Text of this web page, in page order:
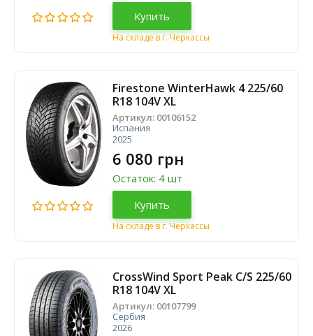
Купить
На складе в г. Черкассы
Firestone WinterHawk 4 225/60
R18 104V XL
Артикул: 00106152
Испания
2025
6 080 грн
Остаток: 4 шт
Купить
На складе в г. Черкассы
CrossWind Sport Peak C/S 225/60
R18 104V XL
Артикул: 00107799
Сербия
2026